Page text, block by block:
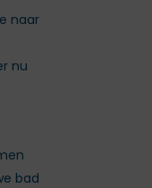
naar
nu
bad